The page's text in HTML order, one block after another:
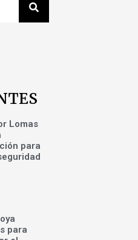
Lomas
para
para